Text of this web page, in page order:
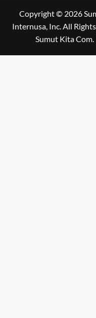
Copyright © 2026
Internusa, Inc. All
Sumut Kita Com.